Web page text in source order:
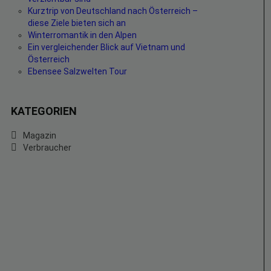
Kurztrip von Deutschland nach Österreich –
diese Ziele bieten sich an
Winterromantik in den Alpen
Ein vergleichender Blick auf Vietnam und
Österreich
Ebensee Salzwelten Tour
KATEGORIEN
Magazin
Verbraucher